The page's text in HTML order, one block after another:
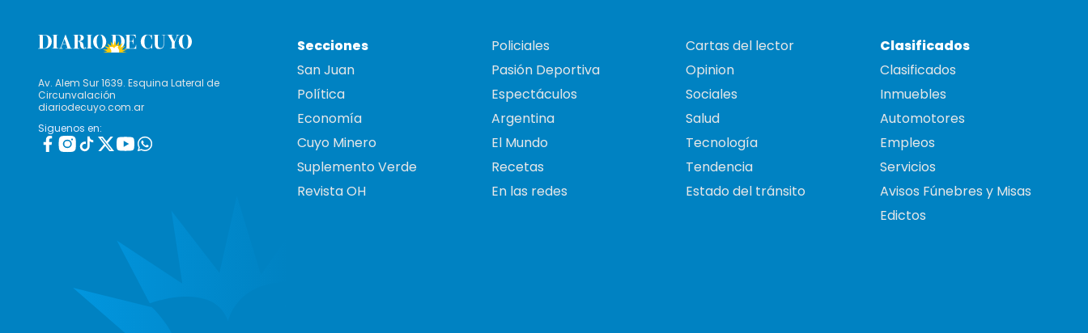
Av. Alem Sur 1639. Esquina Lateral de
Circunvalación
diariodecuyo.com.ar
Siguenos en:
Secciones
San Juan
Política
Economía
Cuyo Minero
Suplemento Verde
Revista OH
Policiales
Pasión Deportiva
Espectáculos
Argentina
El Mundo
Recetas
En las redes
Cartas del lector
Opinion
Sociales
Salud
Tecnología
Tendencia
Estado del tránsito
Clasificados
Clasificados
Inmuebles
Automotores
Empleos
Servicios
Avisos Fúnebres y Misas
Edictos